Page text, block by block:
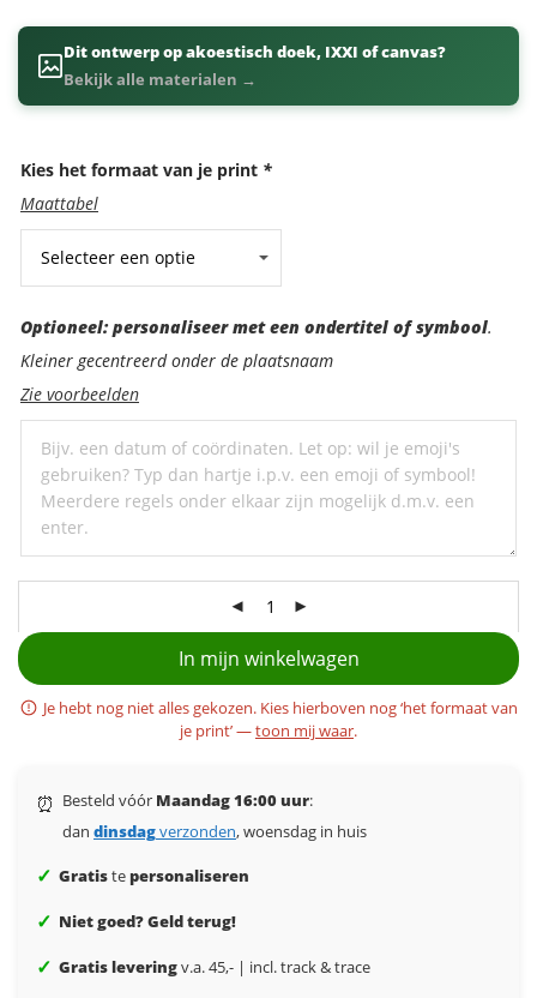
Dit ontwerp op akoestisch doek, IXXI of canvas?
Bekijk alle materialen →
Kies het formaat van je print *
Maattabel
Optioneel:
personaliseer
met
een
ondertitel
Optioneel: personaliseer met een ondertitel of symbool.
Kleiner gecentreerd onder de plaatsnaam
Zie voorbeelden
In mijn winkelwagen
Je hebt nog niet alles gekozen. Kies hierboven nog ‘het formaat van
je print’ —toon mij waar.
⏰ Besteld vóór Maandag 16:00 uur:
dan dinsdagverzonden, woensdag in huis
✓ Gratistepersonaliseren
✓ Niet goed? Geld terug!
✓ Gratis leveringv.a. 45,- | incl. track & trace